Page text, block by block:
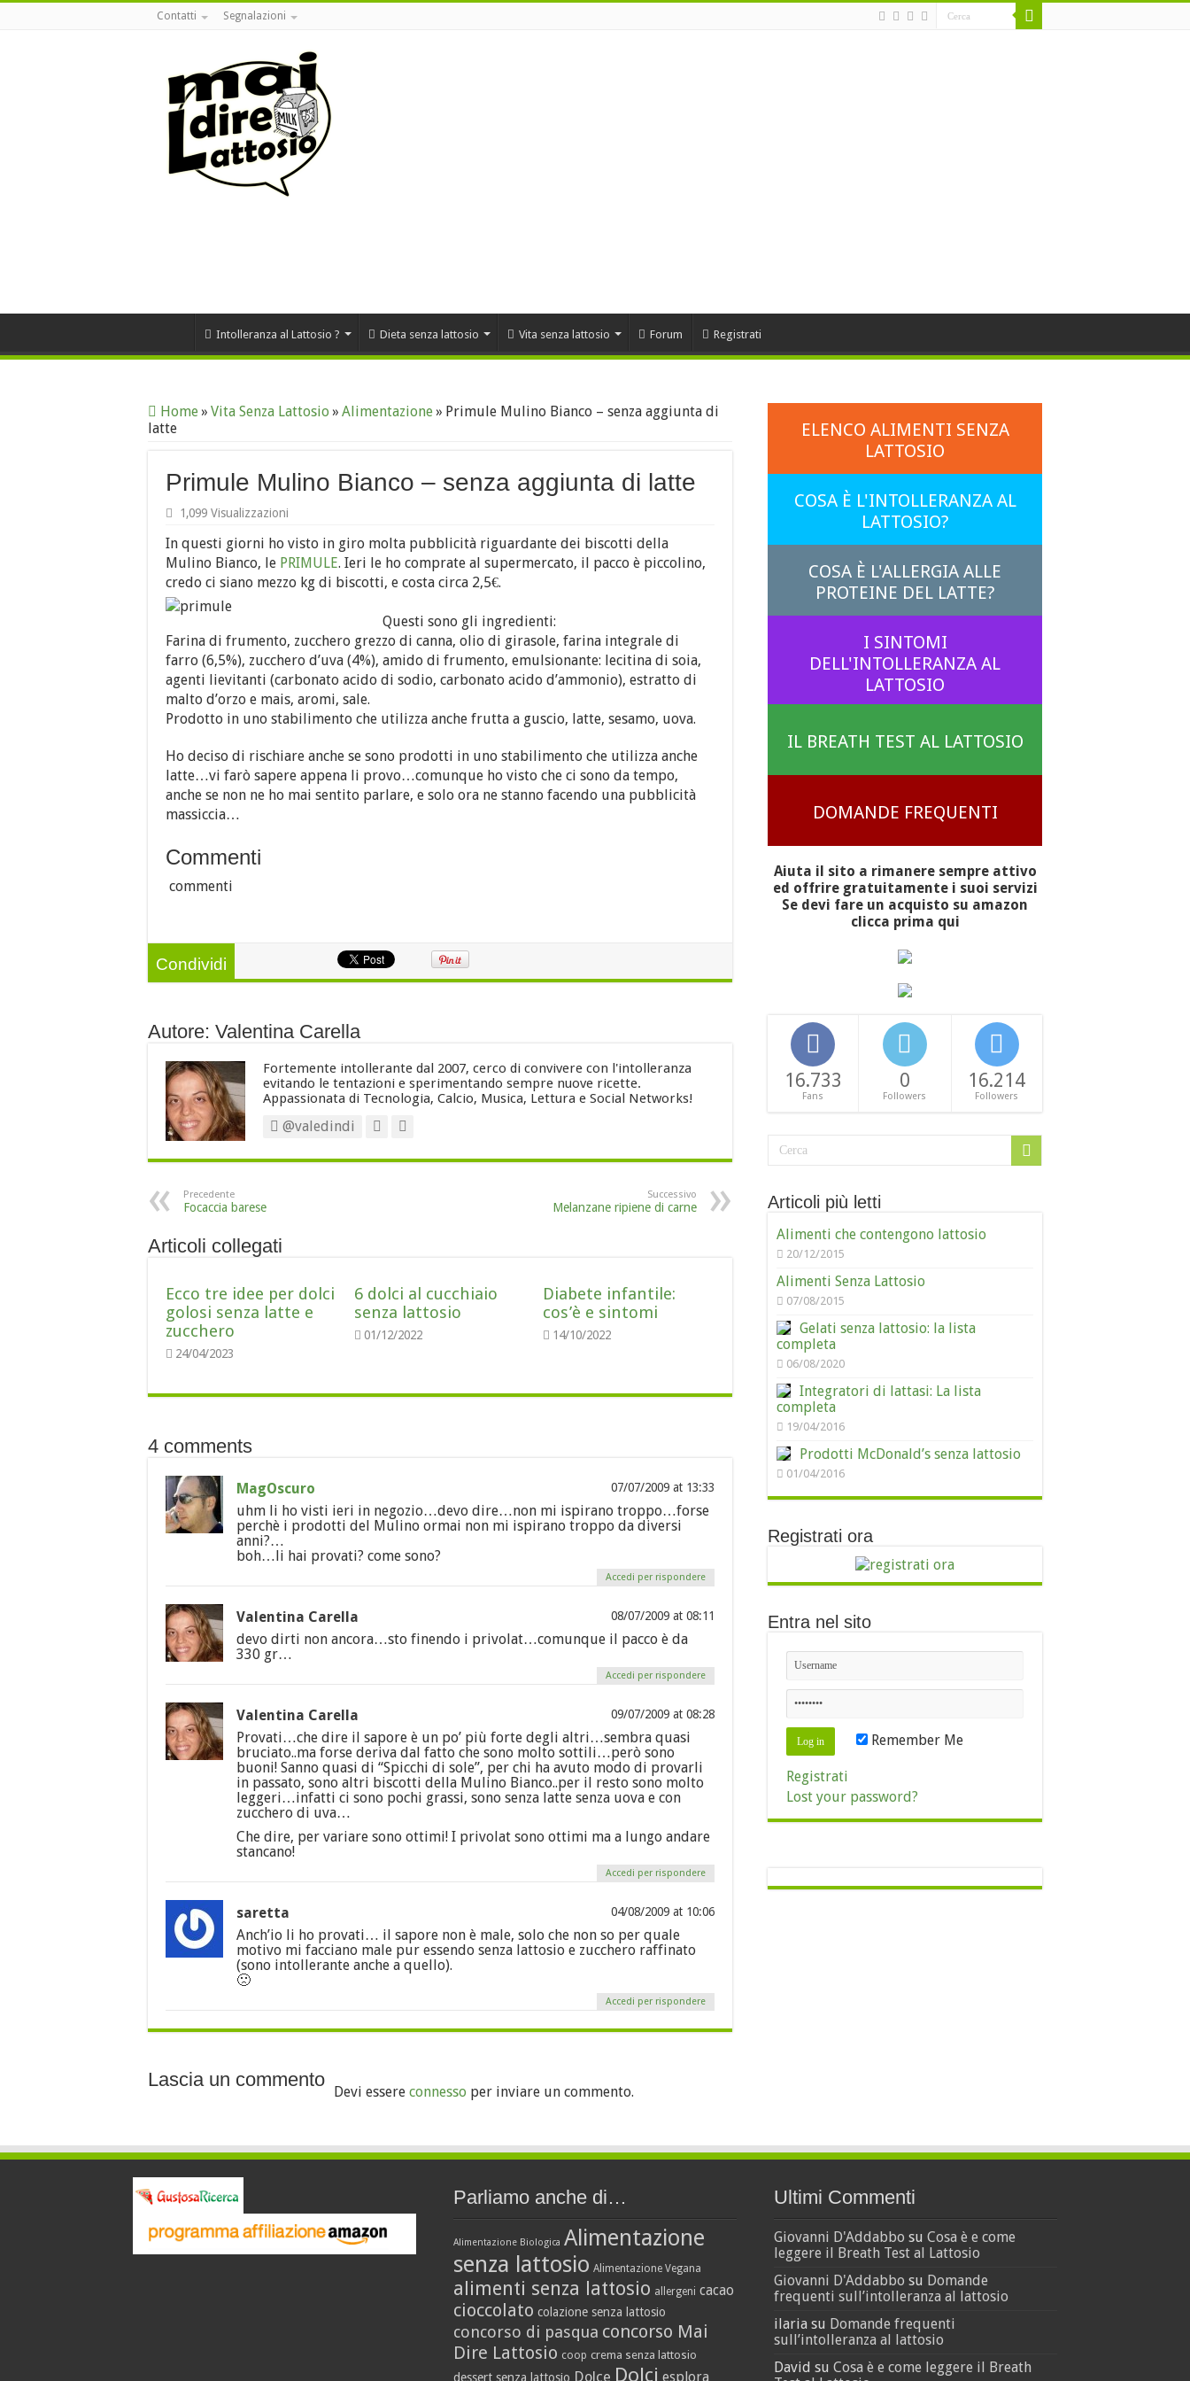
Contatti Segnalazioni
Intolleranza al Lattosio ? Dieta senza lattosio Vita senza lattosio Forum Registrati
Home» Vita Senza Lattosio » Alimentazione» Primule Mulino Bianco – senza aggiunta di
latte
Primule Mulino Bianco – senza aggiunta di latte
1,099 Visualizzazioni
In questi giorni ho visto in giro molta pubblicità riguardante dei biscotti della
Mulino Bianco, le PRIMULE. Ieri le ho comprate al supermercato, il pacco è piccolino,
credo ci siano mezzo kg di biscotti, e costa circa 2,5€.
Questi sono gli ingredienti:
Farina di frumento, zucchero grezzo di canna, olio di girasole, farina integrale di
farro (6,5%), zucchero d’uva (4%), amido di frumento, emulsionante: lecitina di soia,
agenti lievitanti (carbonato acido di sodio, carbonato acido d’ammonio), estratto di
malto d’orzo e mais, aromi, sale.
Prodotto in uno stabilimento che utilizza anche frutta a guscio, latte, sesamo, uova.
Ho deciso di rischiare anche se sono prodotti in uno stabilimento che utilizza anche
latte…vi farò sapere appena li provo…comunque ho visto che ci sono da tempo,
anche se non ne ho mai sentito parlare, e solo ora ne stanno facendo una pubblicità
massiccia…
Commenti
commenti
Condividi
Autore: Valentina Carella
Fortemente intollerante dal 2007, cerco di convivere con l'intolleranza
evitando le tentazioni e sperimentando sempre nuove ricette.
Appassionata di Tecnologia, Calcio, Musica, Lettura e Social Networks!
@valedindi
Precedente
Focaccia barese
Successivo
Melanzane ripiene di carne
Articoli collegati
Ecco tre idee per dolci
golosi senza latte e
zucchero
24/04/2023
6 dolci al cucchiaio
senza lattosio
01/12/2022
Diabete infantile:
cos’è e sintomi
14/10/2022
4 comments
MagOscuro 07/07/2009 at 13:33
uhm li ho visti ieri in negozio…devo dire…non mi ispirano troppo…forse
perchè i prodotti del Mulino ormai non mi ispirano troppo da diversi
anni?…
boh…li hai provati? come sono?
Accedi per rispondere
Valentina Carella 08/07/2009 at 08:11
devo dirti non ancora…sto finendo i privolat…comunque il pacco è da
330 gr…
Accedi per rispondere
Valentina Carella 09/07/2009 at 08:28
Provati…che dire il sapore è un po’ più forte degli altri…sembra quasi
bruciato..ma forse deriva dal fatto che sono molto sottili…però sono
buoni! Sanno quasi di “Spicchi di sole”, per chi ha avuto modo di provarli
in passato, sono altri biscotti della Mulino Bianco..per il resto sono molto
leggeri…infatti ci sono pochi grassi, sono senza latte senza uova e con
zucchero di uva…
Che dire, per variare sono ottimi! I privolat sono ottimi ma a lungo andare
stancano!
Accedi per rispondere
saretta 04/08/2009 at 10:06
Anch’io li ho provati… il sapore non è male, solo che non so per quale
motivo mi facciano male pur essendo senza lattosio e zucchero raffinato
(sono intollerante anche a quello).
🙁
Accedi per rispondere
Lascia un commento
Devi essere connesso per inviare un commento.
ELENCO ALIMENTI SENZA
LATTOSIO
COSA È L'INTOLLERANZA AL
LATTOSIO?
COSA È L'ALLERGIA ALLE
PROTEINE DEL LATTE?
I SINTOMI
DELL'INTOLLERANZA AL
LATTOSIO
IL BREATH TEST AL LATTOSIO
DOMANDE FREQUENTI
Aiuta il sito a rimanere sempre attivo
ed offrire gratuitamente i suoi servizi
Se devi fare un acquisto su amazon
clicca prima qui
16.733
Fans
0
Followers
16.214
Followers
Articoli più letti
Alimenti che contengono lattosio
20/12/2015
Alimenti Senza Lattosio
07/08/2015
Gelati senza lattosio: la lista
completa
06/08/2020
Integratori di lattasi: La lista
completa
19/04/2016
Prodotti McDonald’s senza lattosio
01/04/2016
Registrati ora
Entra nel sito
Remember Me
Registrati
Lost your password?
Parliamo anche di…
Alimentazione Biologica Alimentazione
senza lattosio Alimentazione Vegana
alimenti senza lattosio allergeni cacao
cioccolato colazione senza lattosio
concorso di pasqua concorso Mai
Dire Lattosio coop crema senza lattosio
dessert senza lattosio Dolce Dolci esplora
Ultimi Commenti
Giovanni D'Addabbo su Cosa è e come
leggere il Breath Test al Lattosio
Giovanni D'Addabbo su Domande
frequenti sull’intolleranza al lattosio
ilaria su Domande frequenti
sull’intolleranza al lattosio
David su Cosa è e come leggere il Breath